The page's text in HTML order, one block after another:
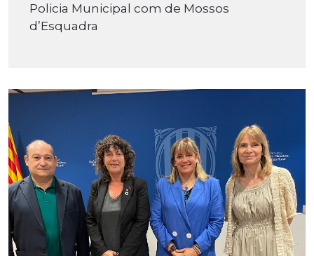
Policia Municipal com de Mossos
d’Esquadra